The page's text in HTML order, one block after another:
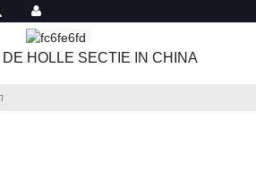
DE HOLLE SECTIE IN CHINA